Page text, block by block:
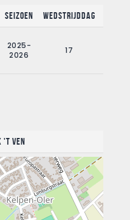
Seizoen Wedstrijddag
2025-
2026
17
't Ven